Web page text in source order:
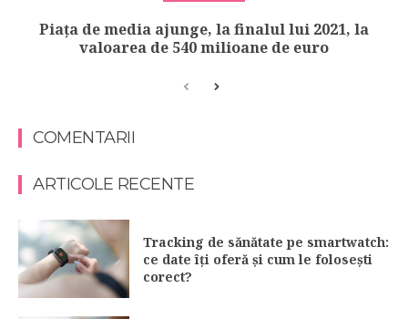
Piața de media ajunge, la finalul lui 2021, la
valoarea de 540 milioane de euro
COMENTARII
ARTICOLE RECENTE
Tracking de sănătate pe smartwatch:
ce date îți oferă și cum le folosești
corect?